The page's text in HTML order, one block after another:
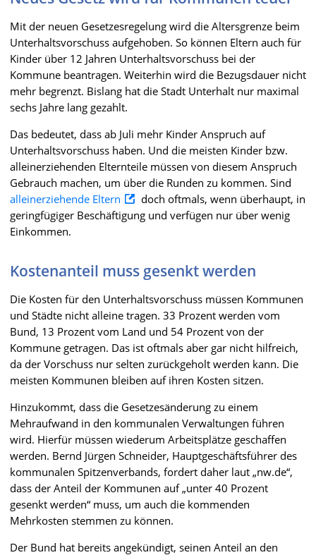
Mit der neuen Gesetzesregelung wird die Altersgrenze beim
Unterhaltsvorschuss aufgehoben. So können Eltern auch für
Kinder über 12 Jahren Unterhaltsvorschuss bei der
Kommune beantragen. Weiterhin wird die Bezugsdauer nicht
mehr begrenzt. Bislang hat die Stadt Unterhalt nur maximal
sechs Jahre lang gezahlt.
Das bedeutet, dass ab Juli mehr Kinder Anspruch auf
Unterhaltsvorschuss haben. Und die meisten Kinder bzw.
alleinerziehenden Elternteile müssen von diesem Anspruch
Gebrauch machen, um über die Runden zu kommen. Sind
alleinerziehende Eltern
doch oftmals, wenn überhaupt, in
geringfügiger Beschäftigung und verfügen nur über wenig
Einkommen.
Kostenanteil muss gesenkt werden
Die Kosten für den Unterhaltsvorschuss müssen Kommunen
und Städte nicht alleine tragen. 33 Prozent werden vom
Bund, 13 Prozent vom Land und 54 Prozent von der
Kommune getragen. Das ist oftmals aber gar nicht hilfreich,
da der Vorschuss nur selten zurückgeholt werden kann. Die
meisten Kommunen bleiben auf ihren Kosten sitzen.
Hinzukommt, dass die Gesetzesänderung zu einem
Mehraufwand in den kommunalen Verwaltungen führen
wird. Hierfür müssen wiederum Arbeitsplätze geschaffen
werden. Bernd Jürgen Schneider, Hauptgeschäftsführer des
kommunalen Spitzenverbands, fordert daher laut „nw.de“,
dass der Anteil der Kommunen auf „unter 40 Prozent
gesenkt werden“ muss, um auch die kommenden
Mehrkosten stemmen zu können.
Der Bund hat bereits angekündigt, seinen Anteil an den